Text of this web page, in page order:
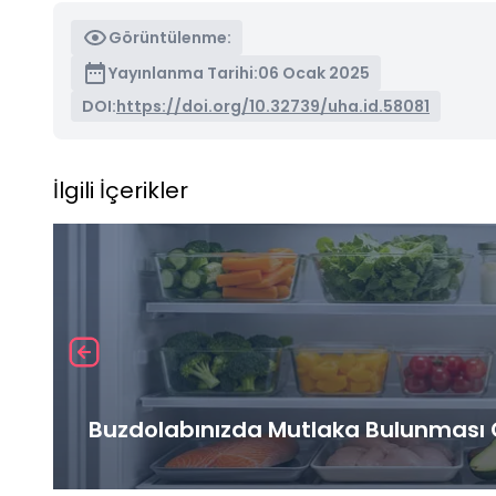
Görüntülenme:
Yayınlanma Tarihi:06 Ocak 2025
DOI:https://doi.org/10.32739/uha.id.58081
İlgili İçerikler
Buzdolabınızda Mutlaka Bulunması